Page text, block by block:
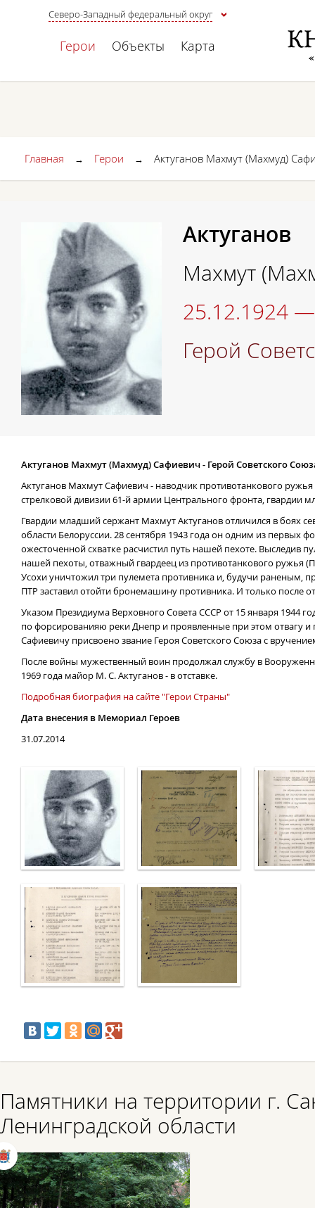
Северо-Западный федеральный округ
Герои Объекты Карта
Главная → Герои → Актуганов Махмут (Махмуд)
Актуганов
Махмут
25.12.1924
Герой
Актуганов Махмут (Махмуд) Сафиевич - Герой Советского
Актуганов Махмут Сафиевич - наводчик противотанкового ружья
стрелковой дивизии 61-й армии Центрального фронта, гвардии
Гвардии младший сержант Махмут Актуганов отличился в боях
области Белоруссии. 28 сентября 1943 года он одним из первых
ожесточенной схватке расчистил путь нашей пехоте. Выследив
нашей пехоты, отважный гвардеец из противотанкового ружья
Усохи уничтожил три пулемета противника и, будучи раненым,
ПТР заставил отойти бронемашину противника. И только после
Указом Президиума Верховного Совета СССР от 15 января 1944
по форсированияю реки Днепр и проявленные при этом отвагу
Сафиевичу присвоено звание Героя Советского Союза с
После войны мужественный воин продолжал службу в
1969 года майор М. С. Актуганов - в отставке.
Подробная биография на сайте "Герои Страны"
Дата внесения в Мемориал Героев
31.07.2014
Памятники на территории г.
Ленинградской области